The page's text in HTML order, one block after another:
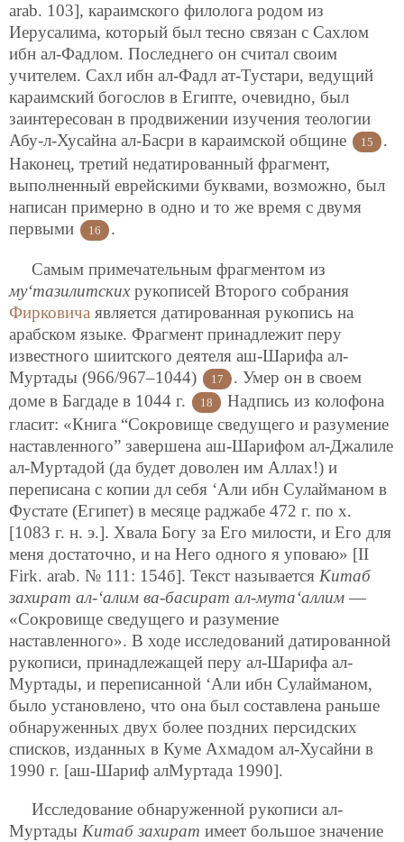
arab. 103], караимского филолога родом из
Иерусалима, который был тесно связан с Сахлом
ибн ал-Фадлом. Последнего он считал своим
учителем. Сахл ибн ал-Фадл ат-Тустари, ведущий
караимский богослов в Египте, очевидно, был
заинтересован в продвижении изучения теологии
Абу-л-Хусайна ал-Басри в караимской общине
15
.
Наконец, третий недатированный фрагмент,
выполненный еврейскими буквами, возможно, был
написан примерно в одно и то же время с двумя
первыми
16 .
Самым примечательным фрагментом из
му‘тазилитскихрукописей Второго собрания
Фирковича является датированная рукопись на
арабском языке. Фрагмент принадлежит перу
известного шиитского деятеля аш-Шарифа ал-
Муртады (966/967–1044)
17
. Умер он в своем
доме в Багдаде в 1044 г.
18
Надпись из колофона
гласит: «Книга “Сокровище сведущего и разумение
наставленного” завершена аш-Шарифом ал-Джалиле
ал-Муртадой (да будет доволен им Аллах!) и
переписана с копии дл себя ‘Али ибн Сулайманом в
Фустате (Египет) в месяце раджабе 472 г. по х.
[1083 г. н. э.]. Хвала Богу за Его милости, и Его для
меня достаточно, и на Него одного я уповаю» [II
Firk. arab. № 111: 154б]. Текст называется Китаб
захират ал-‘алим ва-басират ал-мута‘аллим —
«Сокровище сведущего и разумение
наставленного». В ходе исследований датированной
рукописи, принадлежащей перу ал-Шарифа ал-
Муртады, и переписанной ‘Али ибн Сулайманом,
было установлено, что она был составлена раньше
обнаруженных двух более поздних персидских
списков, изданных в Куме Ахмадом ал-Хусайни в
1990 г. [аш-Шариф алМуртада 1990].
Исследование обнаруженной рукописи ал-
Муртады Китаб захират имеет большое значение